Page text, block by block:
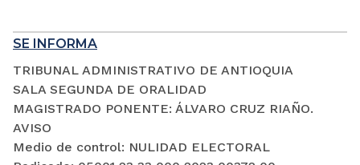
SE INFORMA
TRIBUNAL ADMINISTRATIVO DE ANTIOQUIA
SALA SEGUNDA DE ORALIDAD
MAGISTRADO PONENTE: ÁLVARO CRUZ RIAÑO.
AVISO
Medio de control: NULIDAD ELECTORAL